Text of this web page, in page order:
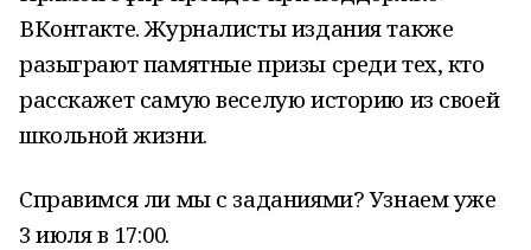
ВКонтакте. Журналисты издания также
разыграют памятные призы среди тех, кто
расскажет самую веселую историю из своей
школьной жизни.
Справимся ли мы с заданиями? Узнаем уже
3 июля в 17:00.